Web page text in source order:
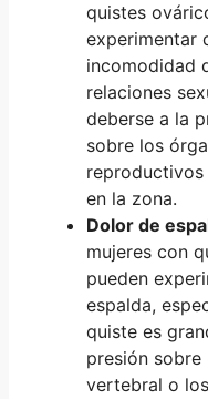
quistes
experimentar
incomodidad
relaciones
deberse a la
sobre los
en la zona.
Dolor de
mujeres con
pueden
espalda,
quiste es
presión sobre
vertebral o